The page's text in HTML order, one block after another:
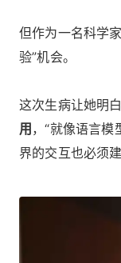
但作为一名科学
验”机会。
这次生病让她明
用 ，“就像语言
界的交互也必须